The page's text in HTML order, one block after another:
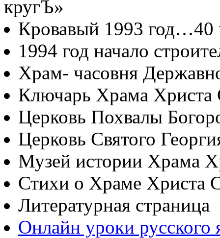
кругЪ»
Кровавый 1993
1994 год начало
Храм- часовня
Ключарь Храма Христа
Церковь Похвалы
Церковь Святого
Музей истории Храма
Стихи о Храме Христа
Литературная страница
Онлайн уроки русского